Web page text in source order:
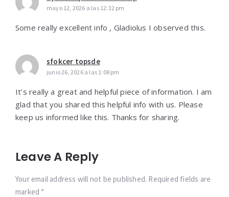
mayo 12, 2026 a las 12:32 pm
Some really excellent info , Gladiolus I observed this.
sfokcer topsde
junio 26, 2026 a las 1:08 pm
It’s really a great and helpful piece of information. I am
glad that you shared this helpful info with us. Please
keep us informed like this. Thanks for sharing.
Leave A Reply
Your email address will not be published. Required fields are
marked *